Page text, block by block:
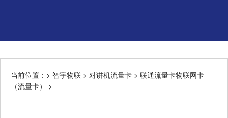
当前位置：> 智宇物联 > 对讲机流量卡 > 联通流量卡物联网卡
（流量卡）
>